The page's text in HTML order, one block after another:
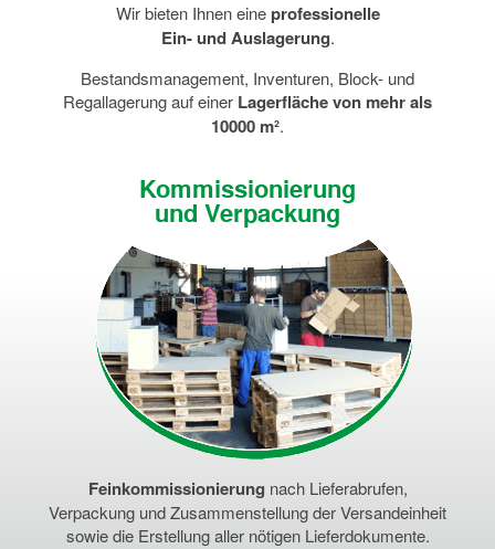
Wir bieten Ihnen eineprofessionelle
Ein- und Auslagerung.
Bestandsmanagement, Inventuren, Block- und
Regallagerung auf einer Lagerfläche von mehr als
10000 m².
Kommissionierung
und Verpackung
Feinkommissionierung nach Lieferabrufen,
Verpackung und Zusammenstellung der Versandeinheit
sowie die Erstellung aller nötigen Lieferdokumente.